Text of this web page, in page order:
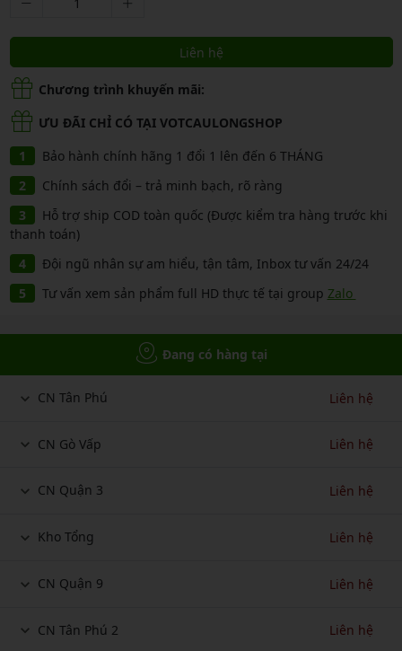
Liên hệ
Chương trình khuyến mãi:
ƯU ĐÃI CHỈ CÓ TẠI VOTCAULONGSHOP
Bảo hành chính hãng 1 đổi 1 lên đến 6 THÁNG
Chính sách đổi – trả minh bạch, rõ ràng
Hỗ trợ ship COD toàn quốc (Được kiểm tra hàng trước khi
thanh toán)
Đội ngũ nhân sự am hiểu, tận tâm, Inbox tư vấn 24/24
Tư vấn xem sản phẩm full HD thực tế tại group Zalo
Đang có hàng tại
CN Tân Phú Liên hệ
CN Gò Vấp Liên hệ
CN Quận 3 Liên hệ
Kho Tổng Liên hệ
CN Quận 9 Liên hệ
CN Tân Phú 2 Liên hệ